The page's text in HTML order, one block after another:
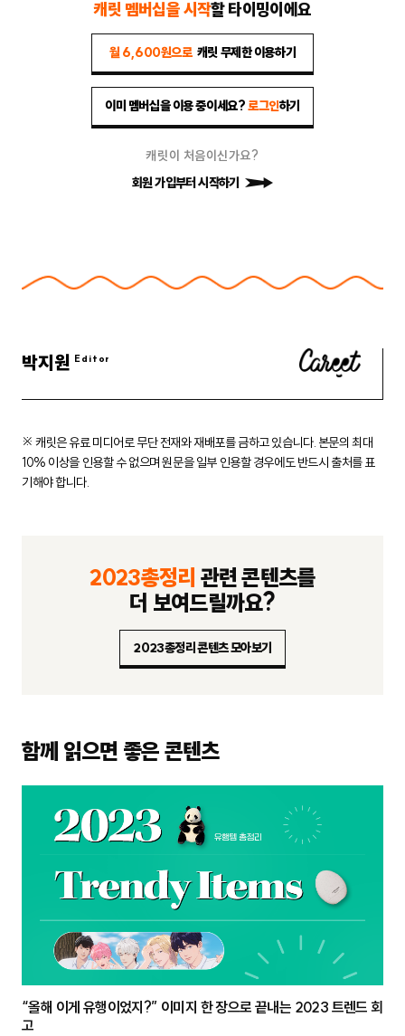
캐릿 멤버십을 시작할 타이밍이에요
월 6,600원으로 캐릿 무제한 이용하기
이미 멤버십을 이용 중이세요?로그인하기
캐릿이 처음이신가요?
회원 가입부터 시작하기
박지원
※ 캐릿은 유료 미디어로 무단 전재와 재배포를 금하고 있습니다. 본문의 최대
10% 이상을 인용할 수 없으며 원문을 일부 인용할 경우에도반드시 출처를 표
기해야 합니다.
2023총정리 관련 콘텐츠를
더 보여드릴까요?
2023총정리 콘텐츠 모아보기
함께 읽으면 좋은 콘텐츠
“올해 이게 유행이었지?” 이미지 한 장으로 끝내는 2023 트렌드 회
고